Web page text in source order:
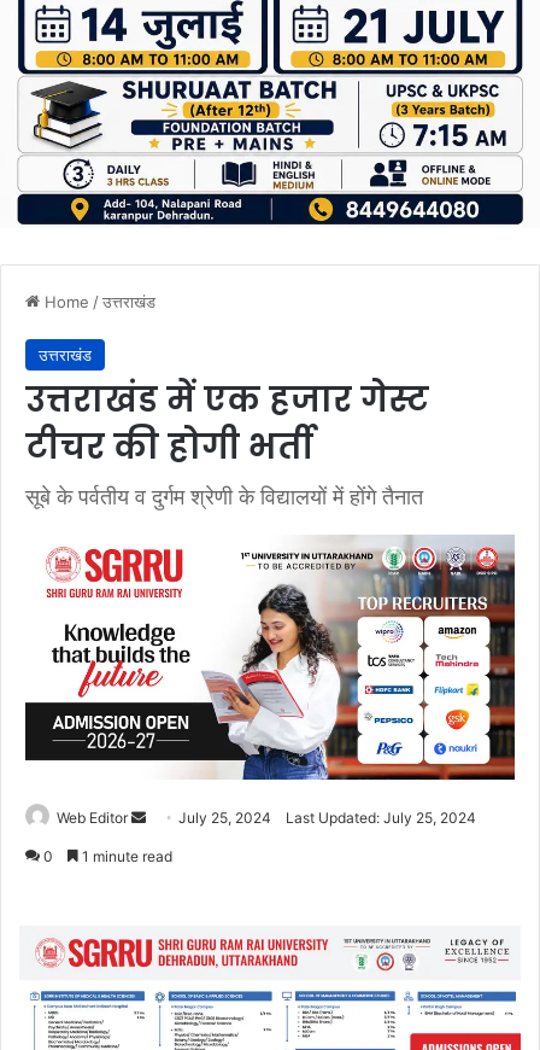
Home /उत्तराखंड
उत्तराखंड
उत्तराखंड में एक हजार गेस्ट
टीचर की होगी भर्ती
सूबे के पर्वतीय व दुर्गम श्रेणी के विद्यालयों में होंगे तैनात
Web Editor
n
July 25, 2024 Last Updated: July 25, 2024
0 1 minute read